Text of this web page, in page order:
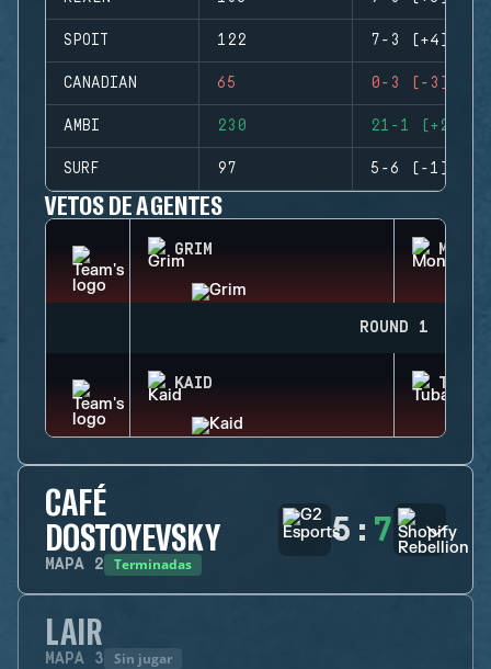
SPOIT 122 7-3 (+4)
CANADIAN 65 0-3 (-3)
AMBI 230 21-1 (+20)
SURF 97 5-6 (-1)
VETOS DE AGENTES
GRIM
ROUND 1
KAID
CAFÉ
DOSTOYEVSKY
MAPA 2 Terminadas
5 : 7
LAIR
MAPA 3 Sin jugar